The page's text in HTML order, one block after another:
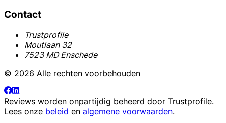
Contact
Trustprofile
Moutlaan 32
7523 MD Enschede
© 2026 Alle rechten voorbehouden
Reviews worden onpartijdig beheerd door Trustprofile.
Lees onze beleid en algemene voorwaarden.